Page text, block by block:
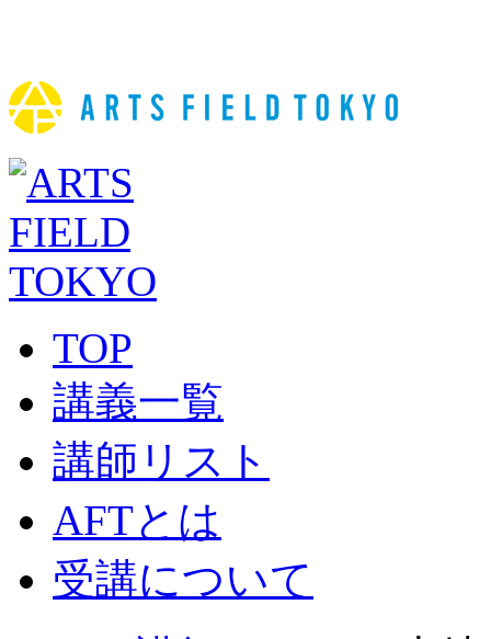
TOP
講義一覧
講師リスト
AFTとは
受講について